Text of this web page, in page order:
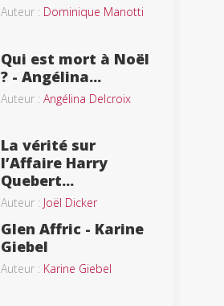
Auteur : Dominique Manotti
Qui est mort à Noël
? - Angélina...
Auteur : Angélina Delcroix
La vérité sur
l’Affaire Harry
Quebert...
Auteur : Joël Dicker
Glen Affric - Karine
Giebel
Auteur : Karine Giebel